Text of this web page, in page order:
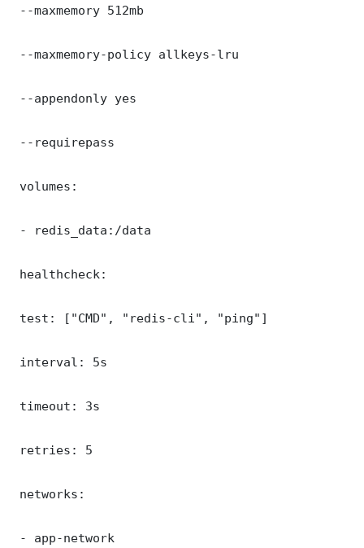
--maxmemory 512mb
--maxmemory-policy allkeys-lru
--appendonly yes
--requirepass
volumes:
- redis_data:/data
healthcheck:
test: ["CMD", "redis-cli", "ping"]
interval: 5s
timeout: 3s
retries: 5
networks:
- app-network